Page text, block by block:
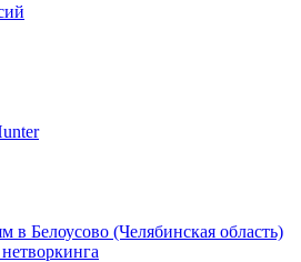
в Белоусово (Челябинская область)